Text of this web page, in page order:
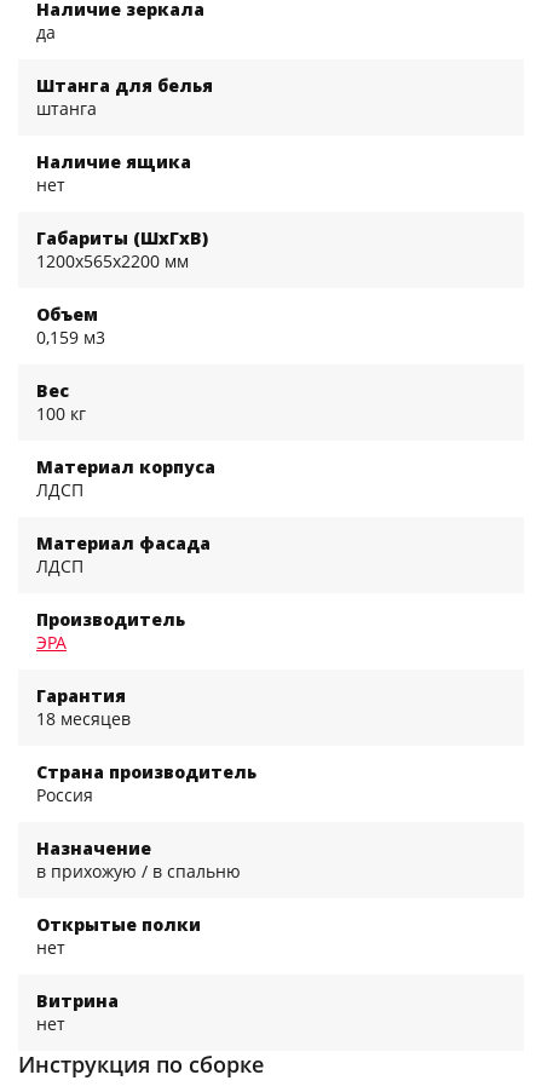
Наличие зеркала
да
Штанга для белья
штанга
Наличие ящика
нет
Габариты (ШхГхВ)
1200x565x2200 мм
Объем
0,159 м3
Вес
100 кг
Материал корпуса
ЛДСП
Материал фасада
ЛДСП
Производитель
ЭРА
Гарантия
18 месяцев
Страна производитель
Россия
Назначение
в прихожую / в спальню
Открытые полки
нет
Витрина
нет
Инструкция по сборке